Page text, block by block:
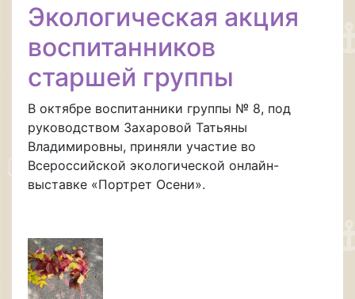
Экологическая акция
воспитанников
старшей группы
В октябре воспитанники группы № 8, под
руководством Захаровой Татьяны
Владимировны, приняли участие во
Всероссийской экологической онлайн-
выставке «Портрет Осени».